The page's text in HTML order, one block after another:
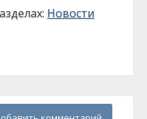
Новости